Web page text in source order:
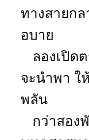
ทางสายก
อบาย
ลองเปิด
จะนำพา
พลัน
กว่าสอง